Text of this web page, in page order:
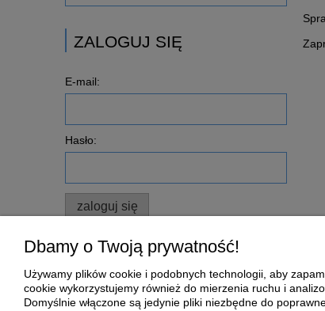
ZALOGUJ SIĘ
E-mail:
Hasło:
zaloguj się
Zarejestruj się
Dbamy o Twoją prywatność!
Używamy plików cookie i podobnych technologii, aby
cookie wykorzystujemy również do mierzenia ruchu i
Domyślnie włączone są jedynie pliki niezbędne do